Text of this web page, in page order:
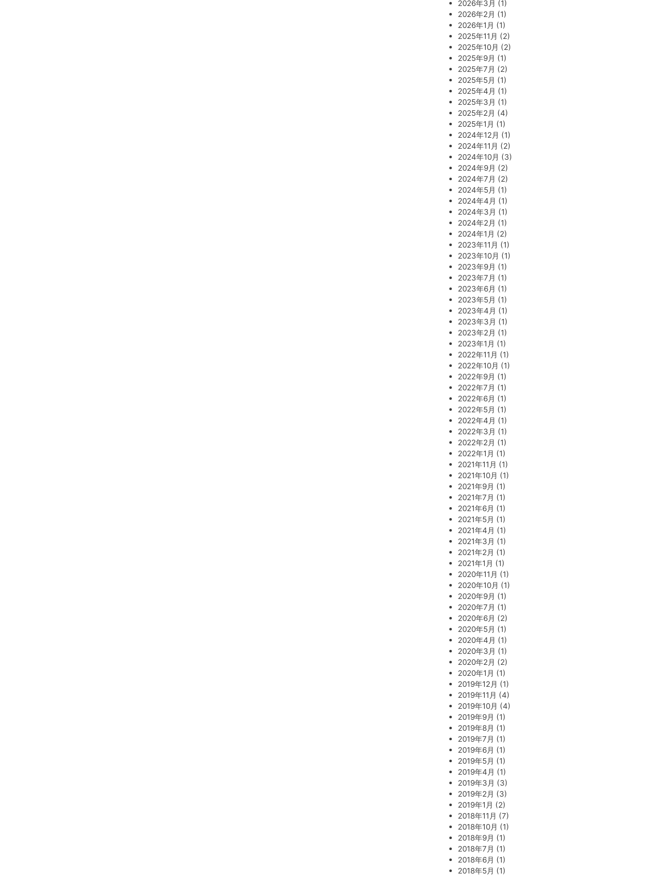
2026年3月 (1)
2026年2月 (1)
2026年1月 (1)
2025年11月 (2)
2025年10月 (2)
2025年9月 (1)
2025年7月 (2)
2025年5月 (1)
2025年4月 (1)
2025年3月 (1)
2025年2月 (4)
2025年1月 (1)
2024年12月 (1)
2024年11月 (2)
2024年10月 (3)
2024年9月 (2)
2024年7月 (2)
2024年5月 (1)
2024年4月 (1)
2024年3月 (1)
2024年2月 (1)
2024年1月 (2)
2023年11月 (1)
2023年10月 (1)
2023年9月 (1)
2023年7月 (1)
2023年6月 (1)
2023年5月 (1)
2023年4月 (1)
2023年3月 (1)
2023年2月 (1)
2023年1月 (1)
2022年11月 (1)
2022年10月 (1)
2022年9月 (1)
2022年7月 (1)
2022年6月 (1)
2022年5月 (1)
2022年4月 (1)
2022年3月 (1)
2022年2月 (1)
2022年1月 (1)
2021年11月 (1)
2021年10月 (1)
2021年9月 (1)
2021年7月 (1)
2021年6月 (1)
2021年5月 (1)
2021年4月 (1)
2021年3月 (1)
2021年2月 (1)
2021年1月 (1)
2020年11月 (1)
2020年10月 (1)
2020年9月 (1)
2020年7月 (1)
2020年6月 (2)
2020年5月 (1)
2020年4月 (1)
2020年3月 (1)
2020年2月 (2)
2020年1月 (1)
2019年12月 (1)
2019年11月 (4)
2019年10月 (4)
2019年9月 (1)
2019年8月 (1)
2019年7月 (1)
2019年6月 (1)
2019年5月 (1)
2019年4月 (1)
2019年3月 (3)
2019年2月 (3)
2019年1月 (2)
2018年11月 (7)
2018年10月 (1)
2018年9月 (1)
2018年7月 (1)
2018年6月 (1)
2018年5月 (1)